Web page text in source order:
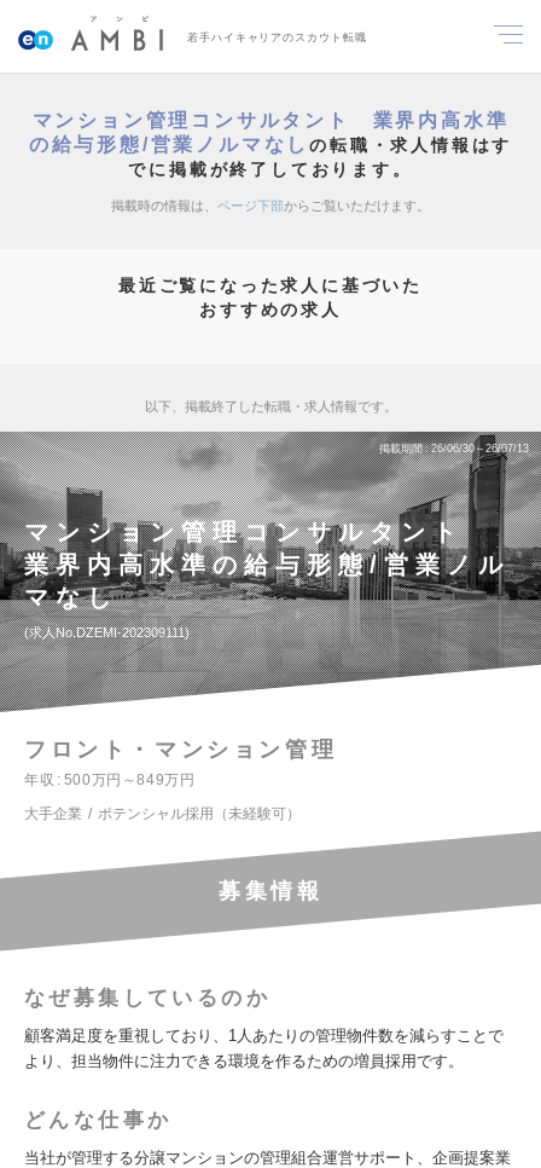
若手ハイキャリアのスカウト転職
マンション管理コンサルタント 業界内高水準
の給与形態/営業ノルマなしの転職・求人情報はす
でに掲載が終了しております。
掲載時の情報は、 ページ下部からご覧いただけます。
最近ご覧になった求人に基づいた
おすすめの求人
以下、掲載終了した転職・求人情報です。
掲載期間 26/06/30～26/07/13
マンション管理コンサルタント
業界内高水準の給与形態/営業ノル
マなし
求人No.DZEMI-202309111
フロント・マンション管理
年収
500万円～849万円
大手企業
ポテンシャル採用（未経験可）
募集情報
なぜ募集しているのか
顧客満足度を重視しており、1人あたりの管理物件数を減らすことで
より、担当物件に注力できる環境を作るための増員採用です。
どんな仕事か
当社が管理する分譲マンションの管理組合運営サポート、企画提案業